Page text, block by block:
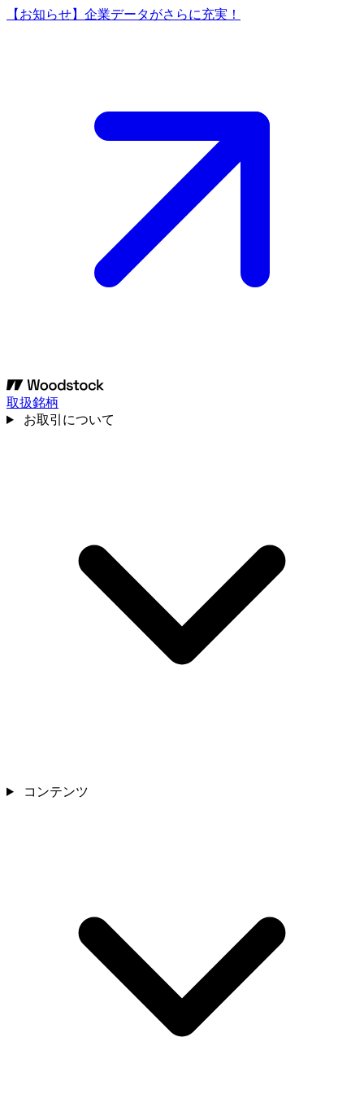
【お知らせ】企業データがさらに充実！
取扱銘柄
お取引について
コンテンツ